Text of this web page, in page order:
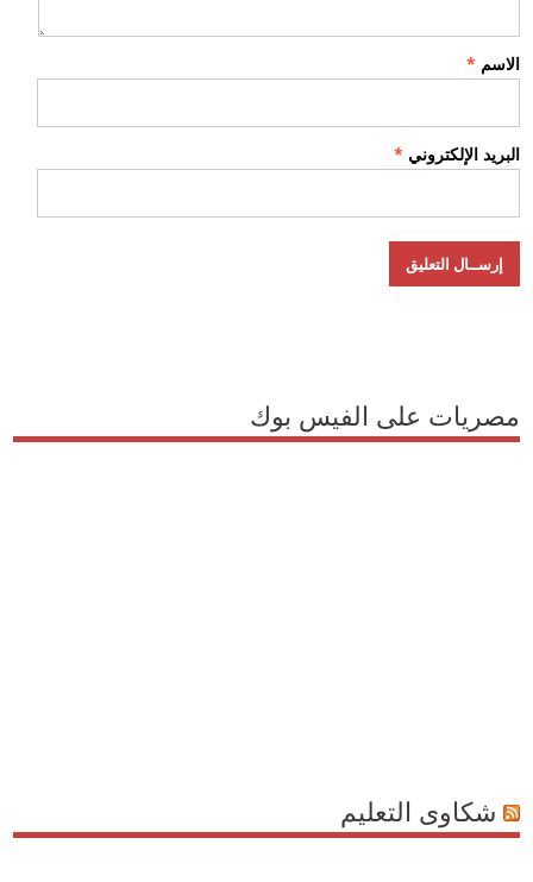
الاسم *
البريد الإلكتروني *
مصريات على الفيس بوك
شكاوى التعليم